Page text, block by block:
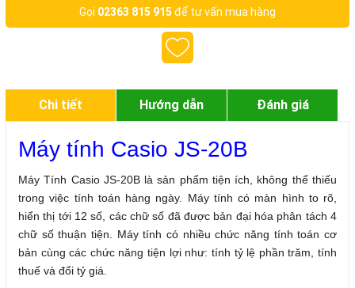
Gọi 02363 815 915 để tư vấn mua hàng
Chi tiết Hướng dẫn Đánh giá
Máy tính Casio JS-20B
Máy Tính Casio JS-20B là sản phẩm tiện ích, không thể thiếu
trong việc tính toán hàng ngày. Máy tính có màn hình to rõ,
hiển thị tới 12 số, các chữ số đã được bản đại hóa phân tách 4
chữ số thuận tiện. Máy tính có nhiều chức năng tính toán cơ
bản cùng các chức năng tiện lợi như: tính tỷ lệ phần trăm, tính
thuế và đổi tỷ giá.